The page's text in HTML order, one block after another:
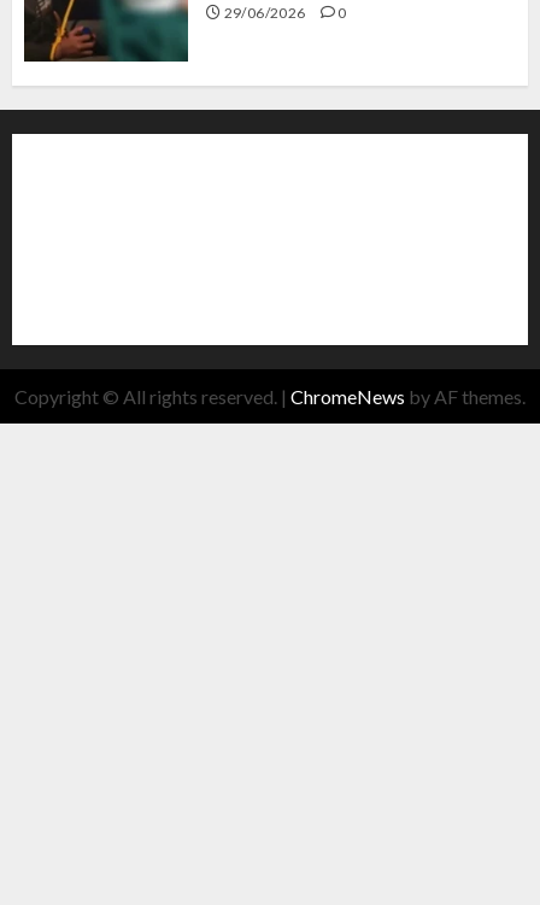
29/06/2026 0
Copyright © All rights reserved. | ChromeNews by AF themes.